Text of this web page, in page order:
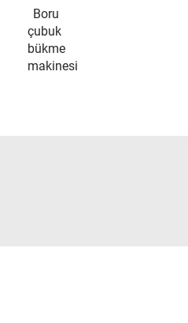
Boru
çubuk
bükme
makinesi